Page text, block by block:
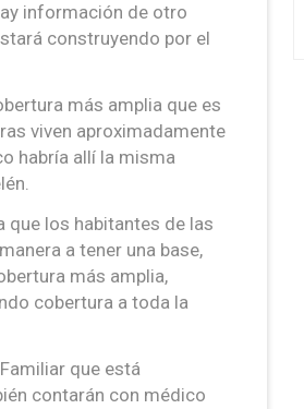
información de otro
construyendo por el
más amplia que es
viven aproximadamente
habría allí la misma
que los habitantes de las
a tener una base,
más amplia,
cobertura a toda la
que está
contarán con médico